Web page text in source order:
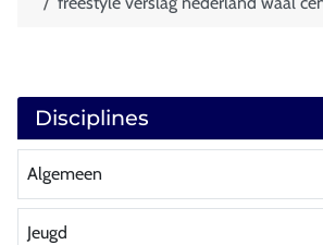
Disciplines
Algemeen
Jeugd